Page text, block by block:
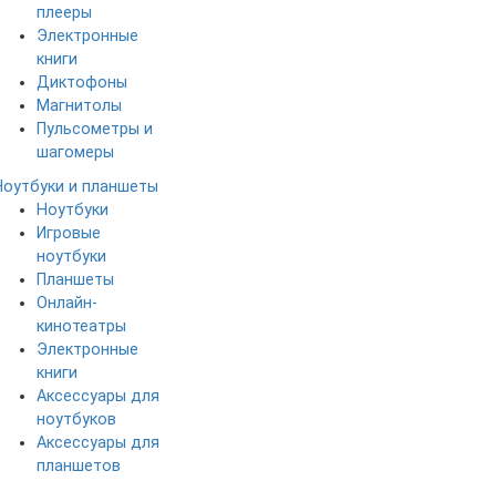
плееры
Электронные
книги
Диктофоны
Магнитолы
Пульсометры и
шагомеры
и планшеты
Ноутбуки
Игровые
ноутбуки
Планшеты
Онлайн-
кинотеатры
Электронные
книги
Аксессуары для
ноутбуков
Аксессуары для
планшетов